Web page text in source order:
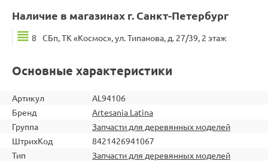
Наличие в магазинах г. Санкт-Петербург
8 СБп, ТК «Космос», ул. Типанова, д. 27/39, 2 этаж
Основные характеристики
Артикул
AL94106
Бренд
Artesania Latina
Группа
Запчасти для деревянных моделей
ШтрихКод
8421426941067
Тип
Запчасти для деревянных моделей